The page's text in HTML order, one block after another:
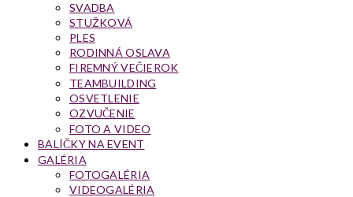
SVADBA
STUŽKOVÁ
PLES
RODINNÁ OSLAVA
FIREMNÝ VEČIEROK
TEAMBUILDING
OSVETLENIE
OZVUČENIE
FOTO A VIDEO
BALÍČKY NA EVENT
GALÉRIA
FOTOGALÉRIA
VIDEOGALÉRIA